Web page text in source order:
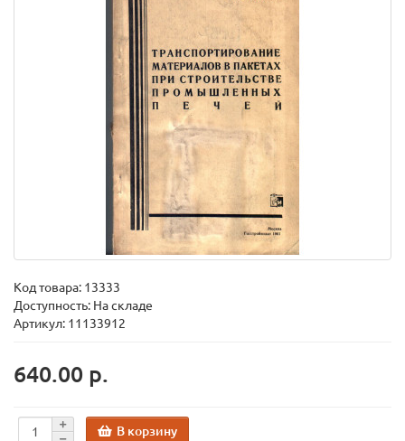
Код товара: 13333
Доступность: На складе
Артикул: 11133912
640.00 р.
В корзину